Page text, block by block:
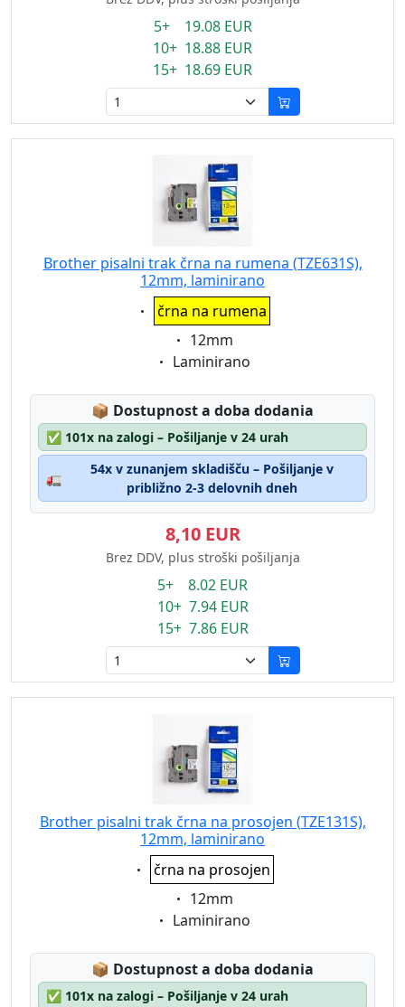
5+ 19.08 EUR
10+ 18.88 EUR
15+ 18.69 EUR
Brother pisalni trak črna na rumena (TZE631S),
12mm, laminirano
Eigenschaft:
črna na rumena
Eigenschaft:
12mm
Eigenschaft:
Laminirano
📦 Lagerstatus:
Dostupnost a doba dodania
✅ 101x na zalogi – Pošiljanje v 24 urah
🚛
54x v zunanjem skladišču – Pošiljanje v
približno 2-3 delovnih dneh
8,10 EUR
Brez DDV, plus stroški pošiljanja
5+ 8.02 EUR
10+ 7.94 EUR
15+ 7.86 EUR
Brother pisalni trak črna na prosojen (TZE131S),
12mm, laminirano
Eigenschaft:
črna na prosojen
Eigenschaft:
12mm
Eigenschaft:
Laminirano
📦 Lagerstatus:
Dostupnost a doba dodania
✅ 101x na zalogi – Pošiljanje v 24 urah